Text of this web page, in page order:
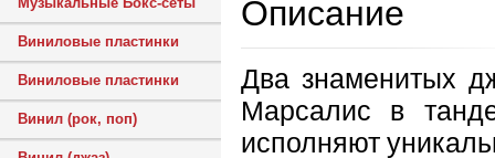
Виниловые пластинки
Виниловые пластинки
Винил (рок, поп)
Описание
Два знаменитых
Марсалис в
исполняют